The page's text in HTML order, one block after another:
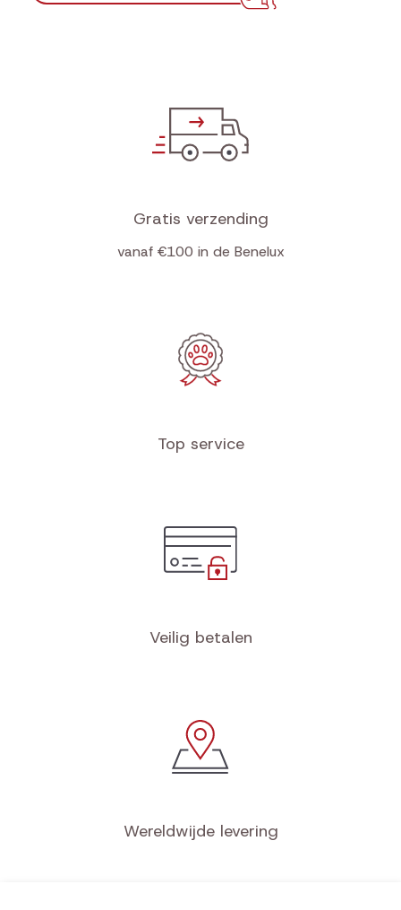
Gratis verzending
vanaf €100 in de Benelux
Top service
Veilig betalen
Wereldwijde levering